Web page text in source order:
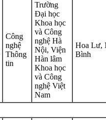
Công
nghệ
Thông
tin
Trường
Đại học
Khoa học
và Công
nghệ Hà
Nội, Viện
Hàn lâm
Khoa học
và Công
nghệ Việt
Nam
Hoa Lư,
Bình